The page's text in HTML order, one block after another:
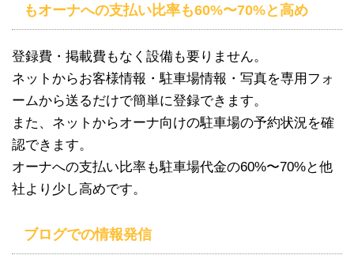
もオーナへの支払い比率も60%〜70%と高め
登録費・掲載費もなく設備も要りません。
ネットからお客様情報・駐車場情報・写真を専用フォ
ームから送るだけで簡単に登録できます。
また、ネットからオーナ向けの駐車場の予約状況を確
認できます。
オーナへの支払い比率も駐車場代金の60%〜70%と他
社より少し高めです。
ブログでの情報発信